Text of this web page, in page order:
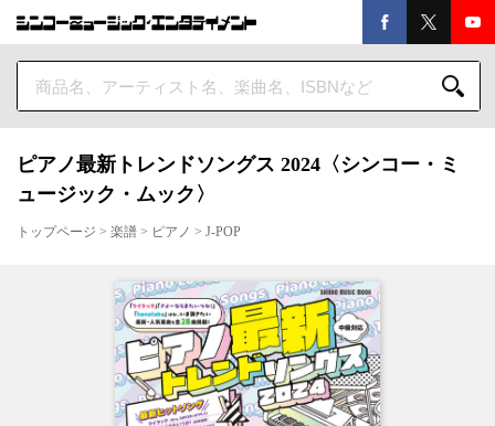
ピアノ最新トレンドソングス 2024〈シンコー・ミ
ュージック・ムック〉
トップページ > 楽譜 > ピアノ > J-POP